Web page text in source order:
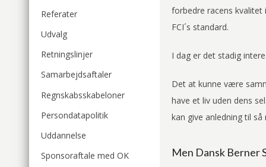
Referater
Udvalg
Retningslinjer
Samarbejdsaftaler
Regnskabsskabeloner
Persondatapolitik
Uddannelse
Sponsoraftale med OK
forbedre racens
FCI´s standard.
I dag er det stadig
Det at kunne være
have et liv uden dens
kan give anledning til så
Men Dansk Berner